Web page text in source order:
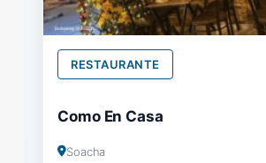
RESTAURANTE
Como En Casa
Soacha